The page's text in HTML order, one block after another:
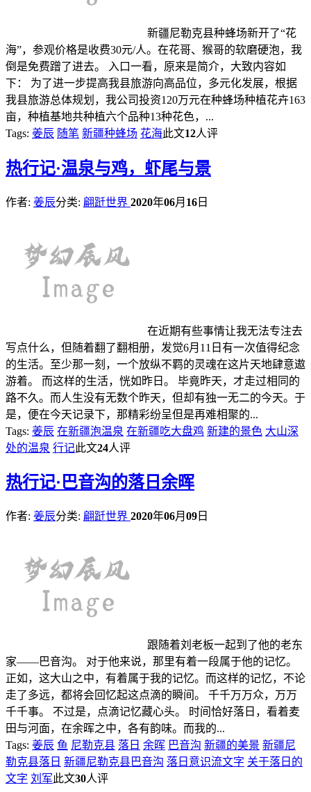
新疆尼勒克县种蜂场新开了“花
海”，参观价格是收费30元/人。在花哥、猴哥的软磨硬泡，我
倒是免费蹭了进去。 入口一看，原来是简介，大致内容如
下： 为了进一步提高我县旅游向高品位，多元化发展，根据
我县旅游总体规划，我公司投资120万元在种蜂场种植花卉163
亩，种植基地共种植六个品种13种花色，...
Tags: 姜辰 随笔 新疆种蜂场 花海此文12人评
热行记·温泉与鸡，虾尾与景
作者: 姜辰分类: 翩跹世界 2020年06月 16 日
在近期有些事情让我无法专注去
写点什么，但随着翻了翻相册，发觉6月11日有一次值得纪念
的生活。至少那一刻，一个放纵不羁的灵魂在这片天地肆意遨
游着。 而这样的生活，恍如昨日。 毕竟昨天，才走过相同的
路不久。而人生没有无数个昨天，但却有独一无二的今天。于
是，便在今天记录下，那精彩纷呈但是再难相聚的...
Tags: 姜辰 在新疆泡温泉 在新疆吃大盘鸡 新建的景色 大山深
处的温泉 行记此文24人评
热行记·巴音沟的落日余晖
作者: 姜辰分类: 翩跹世界 2020年06月 09 日
跟随着刘老板一起到了他的老东
家——巴音沟。 对于他来说，那里有着一段属于他的记忆。
正如，这大山之中，有着属于我的记忆。而这样的记忆，不论
走了多远，都将会回忆起这点滴的瞬间。 千千万万众，万万
千千事。 不过是，点滴记忆藏心头。 时间恰好落日，看着麦
田与河面，在余晖之中，各有韵味。而我的...
Tags: 姜辰 鱼 尼勒克县 落日 余晖 巴音沟 新疆的美景 新疆尼
勒克县落日 新疆尼勒克县巴音沟 落日意识流文字 关于落日的
文字 刘军此文30人评